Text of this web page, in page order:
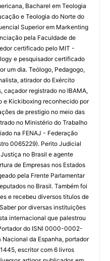
Bacharel em Teologia
e Teologia do Norte do
Superior em Markenting
pela Faculdade de
certificado pelo MIT -
e pesquisador certificado
um dia. Teólogo, Pedagogo,
atirador do Exército
caçador registrado no IBAMA,
e Kickiboxing reconhecido por
de prestigio no meio das
no Ministério do Trabalho
na FENAJ - Federação
0065229). Perito Judicial
no Brasil e agente
de Empresas nos Estados
pela Frente Parlamentar
no Brasil. Também foi
e recebeu diversos titulos de
por diversas instituições
internacional que palestrou
do ISNI 0000-0002-
da Espanha, portador
escritor com 6 livros